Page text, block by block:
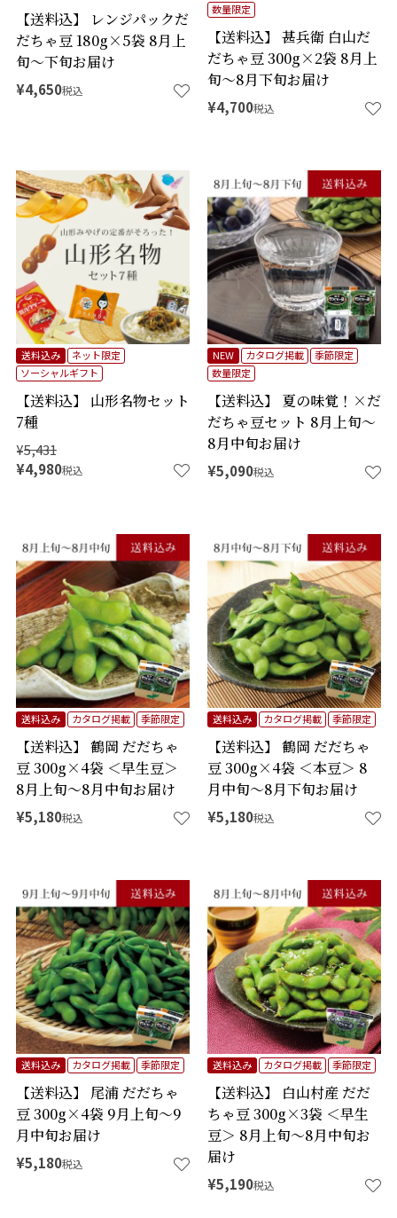
【送料込】 レンジパックだ
だちゃ豆 180g×5袋 8月上
旬～下旬お届け
¥4,650税込
【送料込】 甚兵衛 白山だ
だちゃ豆 300g×2袋 8月上
旬～8月下旬お届け
数量限定
¥4,700税込
【送料込】 山形名物セット
7種
送料込み
ネット限定
ソーシャルギフト
¥5,431
¥4,980税込
【送料込】 夏の味覚！×だ
だちゃ豆セット 8月上旬～
8月中旬お届け
NEW カタログ掲載
季節限定
数量限定
¥5,090税込
【送料込】 鶴岡 だだちゃ
豆 300g×4袋 ＜早生豆＞
8月上旬～8月中旬お届け
送料込み カタログ掲載 季節限定
¥5,180税込
【送料込】 鶴岡 だだちゃ
豆 300g×4袋 ＜本豆＞ 8
月中旬～8月下旬お届け
送料込み カタログ掲載 季節限定
¥5,180税込
【送料込】 尾浦 だだちゃ
豆 300g×4袋 9月上旬～9
月中旬お届け
送料込み カタログ掲載 季節限定
¥5,180税込
【送料込】 白山村産 だだ
ちゃ豆 300g×3袋 ＜早生
豆＞ 8月上旬～8月中旬お
届け
送料込み カタログ掲載 季節限定
¥5,190税込